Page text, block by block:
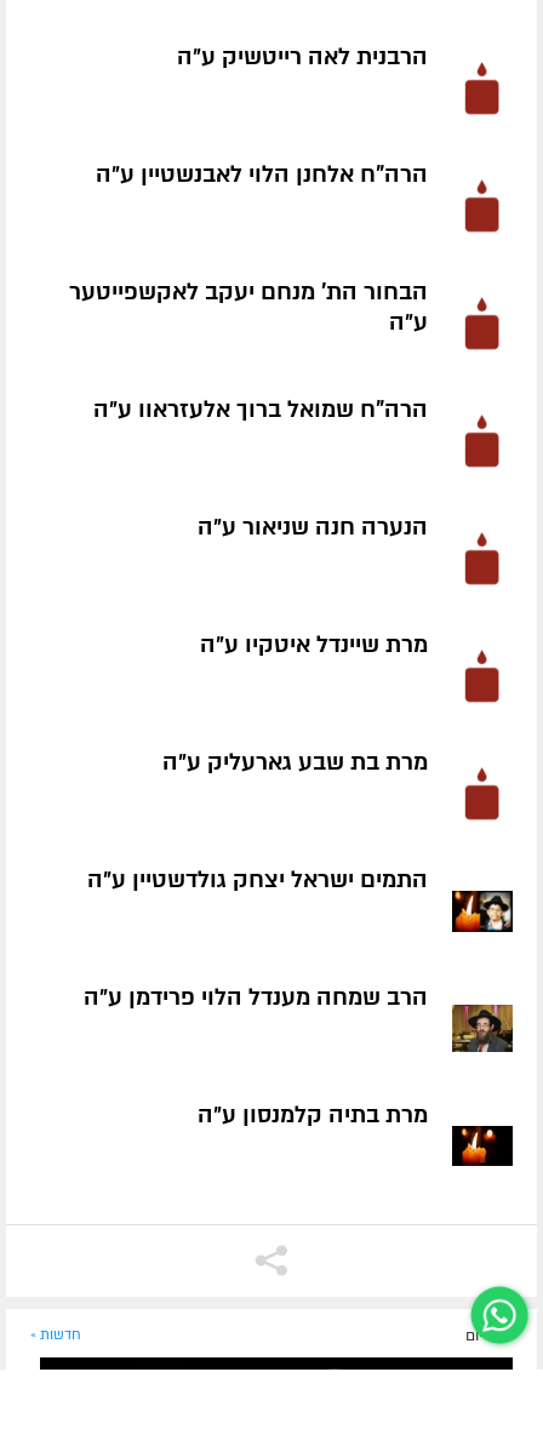
הרבנית לאה רייטשיק ע״ה
הרה"ח אלחנן הלוי לאבנשטיין ע״ה
הבחור הת' מנחם יעקב לאקשפייטער
ע״ה
הרה"ח שמואל ברוך אלעזראוו ע״ה
הנערה חנה שניאור ע״ה
מרת שיינדל איטקיו ע״ה
מרת בת שבע גארעליק ע״ה
התמים ישראל יצחק גולדשטיין ע״ה
הרב שמחה מענדל הלוי פרידמן ע״ה
מרת בתיה קלמנסון ע״ה
לפני יום חדשות »